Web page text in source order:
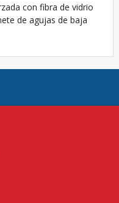
con fibra de vidrio
de agujas de baja